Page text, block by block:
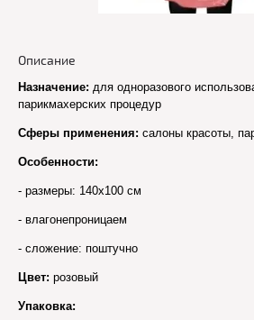
Описание
Назначение: для одноразового
парикмахерских процедур
Сферы применения: салоны красоты,
Особенности:
- размеры: 140x100 см
- влагонепроницаем
- сложение: поштучно
Цвет: розовый
Упаковка: